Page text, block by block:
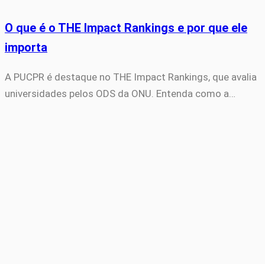
O que é o THE Impact Rankings e por que ele
importa
A PUCPR é destaque no THE Impact Rankings, que avalia
universidades pelos ODS da ONU. Entenda como a…